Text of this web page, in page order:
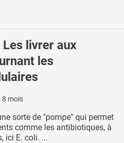
Les livrer aux
les
8 mois
sorte de "pompe" qui permet
comme les antibiotiques, à
ici E. coli. ...